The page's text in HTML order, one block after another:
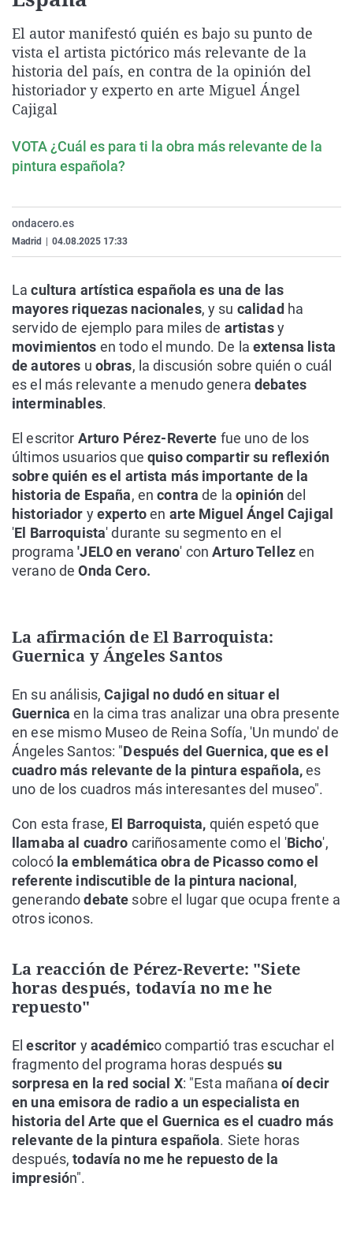
Gente viajera
Como el perro y el
Retornados
Equipo de
Operación Viuda
Galicia
La Rioja
Navarra
Televisión
Elecciones
El autor manifestó quién es bajo su punto de
vista el artista pictórico más relevante de la
historia del país, en contra de la opinión del
historiador y experto en arte Miguel Ángel
Cajigal
VOTA ¿Cuál es para ti la obra más relevante de la
pintura española?
ondacero.es
Madrid 04.08.2025 17:33
Lacultura artística española es una de las
mayores riquezas nacionales, y su calidad ha
servido de ejemplo para miles de artistasy
movimientos en todo el mundo. De la extensa lista
de autores u obras, la discusión sobre quién o cuál
es el más relevante a menudo generadebates
interminables.
El escritor Arturo Pérez-Reverte fue uno de los
últimos usuarios que quiso compartir su reflexión
sobre quién es el artista más importante de la
historia de España, encontrade laopinióndel
historiador yexpertoen arte Miguel Ángel Cajigal
'El Barroquista' durante su segmento en el
programa'JELO en verano' conArturo Tellezen
verano deOnda Cero.
La afirmación de El Barroquista:
Guernica y Ángeles Santos
En su análisis,Cajigal no dudó en situar el
Guernicaen la cima tras analizar una obra presente
en ese mismo Museo de Reina Sofía, 'Un mundo' de
Ángeles Santos: "Después del Guernica, que es el
cuadro más relevante de la pintura española,es
uno de los cuadros más interesantes del museo".
Con esta frase, El Barroquista, quién espetó que
llamaba al cuadro cariñosamente como el 'Bicho',
colocó la emblemática obra de Picasso como el
referente indiscutible de la pintura nacional ,
generandodebate sobre el lugar que ocupa frente a
otros iconos.
La reacción de Pérez-Reverte: "Siete
horas después, todavía no me he
repuesto"
Elescritor yacadémico compartió tras escuchar el
fragmento del programa horas despuéssu
sorpresa en la red social X: "Esta mañana oí decir
en una emisora de radio a un especialista en
historia del Arte que el Guernica es el cuadro más
relevante de la pintura española. Siete horas
después,todavía no me he repuesto de la
impresión".